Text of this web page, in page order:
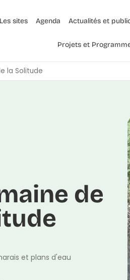
Les sites Agenda Actualités et
Projets et
la Solitude
de
et plans d'eau